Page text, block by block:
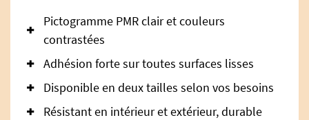
Pictogramme PMR clair et couleurs
contrastées
Adhésion forte sur toutes surfaces lisses
Disponible en deux tailles selon vos besoins
Résistant en intérieur et extérieur, durable